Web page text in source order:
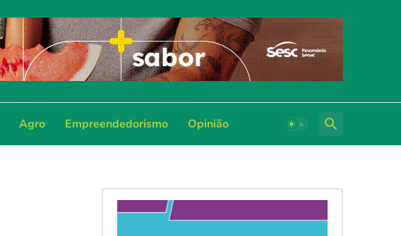
Agro Empreendedorismo Opinião